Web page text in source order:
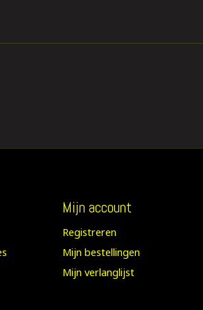
Mijn account
Registreren
Mijn bestellingen
Mijn verlanglijst